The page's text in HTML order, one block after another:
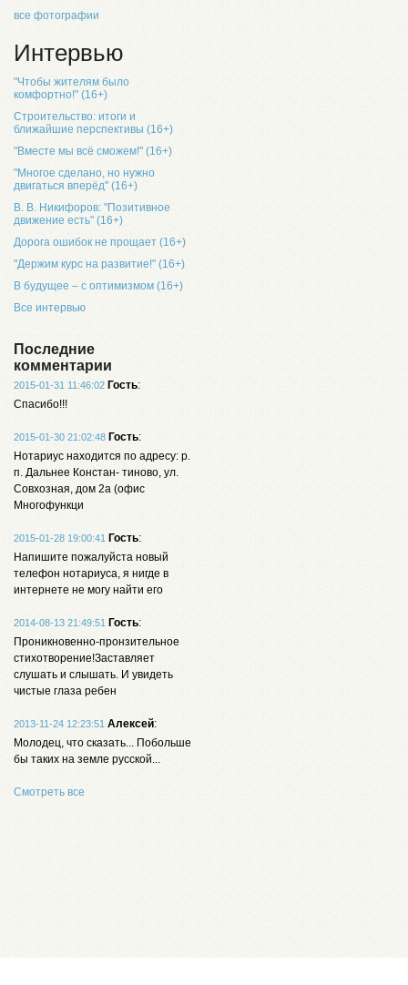
все фотографии
Интервью
"Чтобы жителям было
комфортно!" (16+)
Строительство: итоги и
ближайшие перспективы (16+)
"Вместе мы всё сможем!" (16+)
"Многое сделано, но нужно
двигаться вперёд" (16+)
В. В. Никифоров: "Позитивное
движение есть" (16+)
Дорога ошибок не прощает (16+)
"Держим курс на развитие!" (16+)
В будущее – с оптимизмом (16+)
Все интервью
Последние
комментарии
2015-01-31 11:46:02 Гость:
Спасибо!!!
2015-01-30 21:02:48 Гость:
Нотариус находится по адресу: р.
п. Дальнее Констан- тиново, ул.
Совхозная, дом 2а (офис
Многофункци
2015-01-28 19:00:41 Гость:
Напишите пожалуйста новый
телефон нотариуса, я нигде в
интернете не могу найти его
2014-08-13 21:49:51 Гость:
Проникновенно-пронзительное
стихотворение!Заставляет
слушать и слышать. И увидеть
чистые глаза ребен
2013-11-24 12:23:51 Алексей:
Молодец, что сказать... Побольше
бы таких на земле русской...
Смотреть все